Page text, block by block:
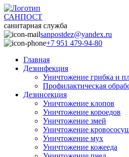
САНПОСТ
санитарная служба
sanpostdez@yandex.ru
+7 951 479-94-80
Главная
Дезинфекция
Уничтожение грибка и
Профилактическая
Дезинсекция
Уничтожение клопов
Уничтожение короедов
Уничтожение змей
Уничтожение
Уничтожение мух
Уничтожение кожееда